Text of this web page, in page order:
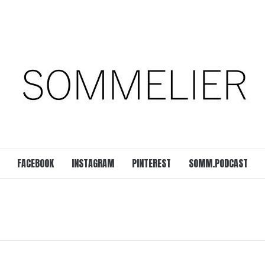
FACEBOOK INSTAGRAM PINTEREST SOMM.PODCAST